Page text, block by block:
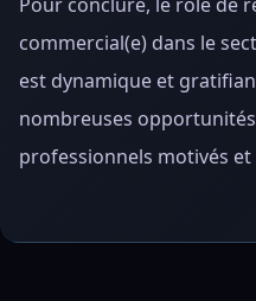
commercial(e) dans le
est dynamique et
nombreuses
professionnels motivés